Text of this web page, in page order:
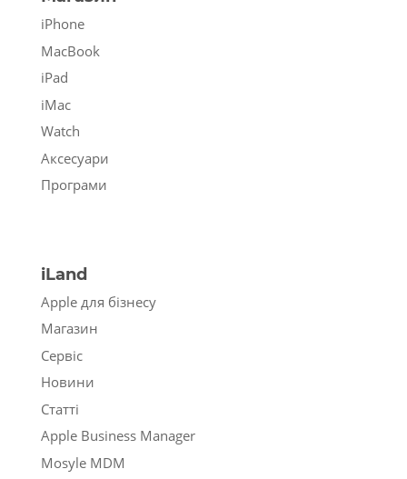
iPhone
MacBook
iPad
iMac
Watch
Аксесуари
Програми
iLand
Apple для бізнесу
Магазин
Сервіс
Новини
Статті
Apple Business Manager
Mosyle MDM